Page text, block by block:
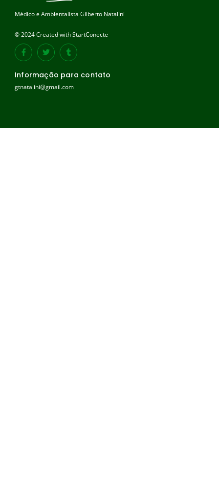
Médico e Ambientalista Gilberto Natalini
© 2024 Created with StartConecte
Informação para contato
gtnatalini@gmail.com